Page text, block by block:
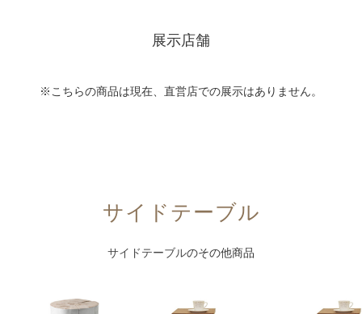
展示店舗
※こちらの商品は現在、直営店での展示はありません。
サイドテーブル
サイドテーブルのその他商品